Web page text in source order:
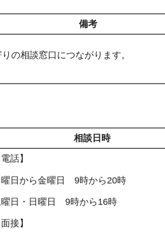
備考
の相談窓口につながります。
相談日時
電話】
曜日から金曜日 9時から20時
曜日・日曜日 9時から16時
面接】